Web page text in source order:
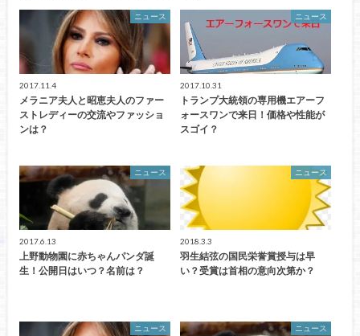
ニュース
2017.11.4
メラニア夫人と昭恵夫人のファー
ストレディーの交流やファッショ
ンは？
ニュース
2017.10.31
トランプ大統領の専用機エアーフ
ォースワンで来日！価格や性能が
スゴイ？
ニュース
2017.6.13
上野動物園に赤ちゃんパンダ誕
生！公開日はいつ？名前は？
ニュース
2018.3.3
羽生結弦の国民栄誉賞授与は早
い？受賞は首相の意向次第か？
ニュース ニュース